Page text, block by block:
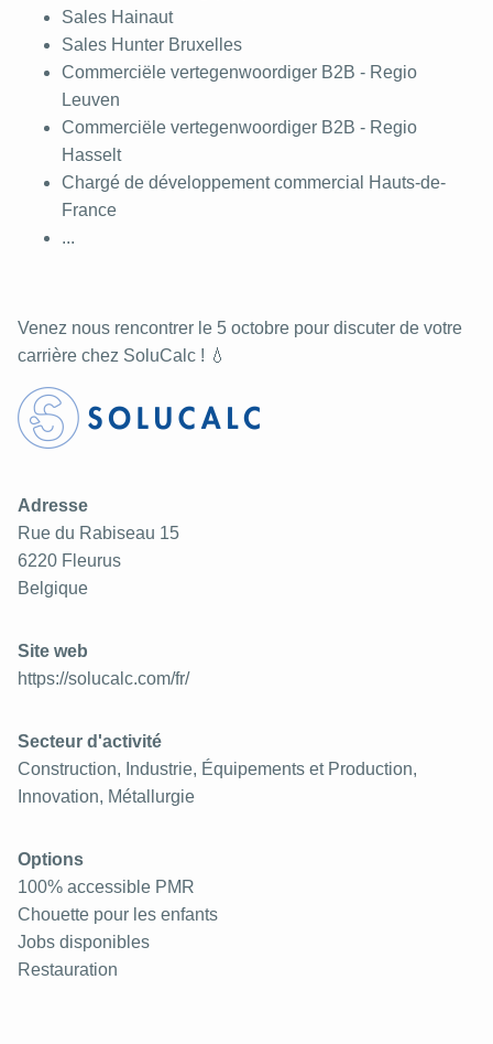
Sales Hainaut
Sales Hunter Bruxelles
Commerciële vertegenwoordiger B2B - Regio
Leuven
Commerciële vertegenwoordiger B2B - Regio
Hasselt
Chargé de développement commercial Hauts-de-
France
...
Venez nous rencontrer le 5 octobre pour discuter de votre
carrière chez SoluCalc ! 💧
Adresse
Rue du Rabiseau 15
6220 Fleurus
Belgique
Site web
https://solucalc.com/fr/
Secteur d'activité
Construction, Industrie, Équipements et Production,
Innovation, Métallurgie
Options
100% accessible PMR
Chouette pour les enfants
Jobs disponibles
Restauration